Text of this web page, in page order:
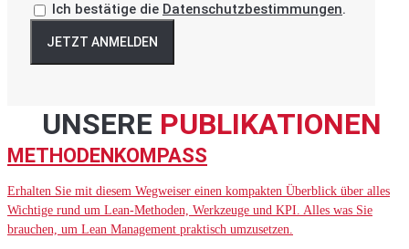
Ich bestätige die Datenschutzbestimmungen.
JETZT ANMELDEN
UNSERE PUBLIKATIONEN
METHODENKOMPASS
Erhalten Sie mit diesem Wegweiser einen kompakten Überblick über alles
Wichtige rund um Lean-Methoden, Werkzeuge und KPI. Alles was Sie
brauchen, um Lean Management praktisch umzusetzen.